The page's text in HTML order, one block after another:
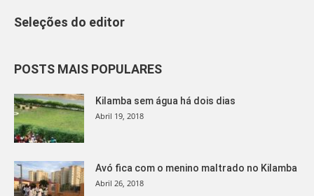
Seleções do editor
POSTS MAIS POPULARES
Kilamba sem água há dois dias
Abril 19, 2018
Avó fica com o menino maltrado no Kilamba
Abril 26, 2018